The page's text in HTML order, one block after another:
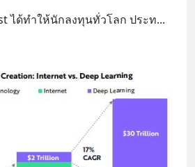
ได้ทำให้นักลงทุนทั่วโลก ประท